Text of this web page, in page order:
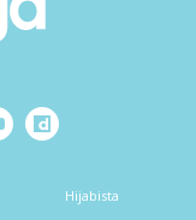
Hijabista